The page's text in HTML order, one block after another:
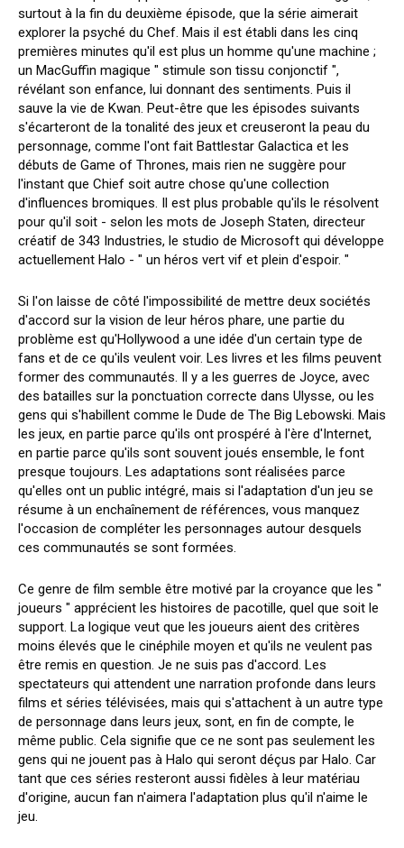
surtout à la fin du deuxième épisode, que la série aimerait
explorer la psyché du Chef. Mais il est établi dans les cinq
premières minutes qu'il est plus un homme qu'une machine ;
un MacGuffin magique " stimule son tissu conjonctif ",
révélant son enfance, lui donnant des sentiments. Puis il
sauve la vie de Kwan. Peut-être que les épisodes suivants
s'écarteront de la tonalité des jeux et creuseront la peau du
personnage, comme l'ont fait Battlestar Galactica et les
débuts de Game of Thrones, mais rien ne suggère pour
l'instant que Chief soit autre chose qu'une collection
d'influences bromiques. Il est plus probable qu'ils le résolvent
pour qu'il soit - selon les mots de Joseph Staten, directeur
créatif de 343 Industries, le studio de Microsoft qui développe
actuellement Halo - " un héros vert vif et plein d'espoir. "
Si l'on laisse de côté l'impossibilité de mettre deux sociétés
d'accord sur la vision de leur héros phare, une partie du
problème est qu'Hollywood a une idée d'un certain type de
fans et de ce qu'ils veulent voir. Les livres et les films peuvent
former des communautés. Il y a les guerres de Joyce, avec
des batailles sur la ponctuation correcte dans Ulysse, ou les
gens qui s'habillent comme le Dude de The Big Lebowski. Mais
les jeux, en partie parce qu'ils ont prospéré à l'ère d'Internet,
en partie parce qu'ils sont souvent joués ensemble, le font
presque toujours. Les adaptations sont réalisées parce
qu'elles ont un public intégré, mais si l'adaptation d'un jeu se
résume à un enchaînement de références, vous manquez
l'occasion de compléter les personnages autour desquels
ces communautés se sont formées.
Ce genre de film semble être motivé par la croyance que les "
joueurs " apprécient les histoires de pacotille, quel que soit le
support. La logique veut que les joueurs aient des critères
moins élevés que le cinéphile moyen et qu'ils ne veulent pas
être remis en question. Je ne suis pas d'accord. Les
spectateurs qui attendent une narration profonde dans leurs
films et séries télévisées, mais qui s'attachent à un autre type
de personnage dans leurs jeux, sont, en fin de compte, le
même public. Cela signifie que ce ne sont pas seulement les
gens qui ne jouent pas à Halo qui seront déçus par Halo. Car
tant que ces séries resteront aussi fidèles à leur matériau
d'origine, aucun fan n'aimera l'adaptation plus qu'il n'aime le
jeu.